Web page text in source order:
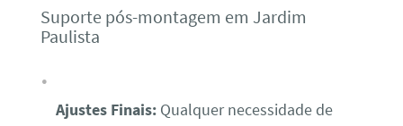
Suporte pós-montagem em Jardim
Paulista
Ajustes Finais:Qualquer necessidade de